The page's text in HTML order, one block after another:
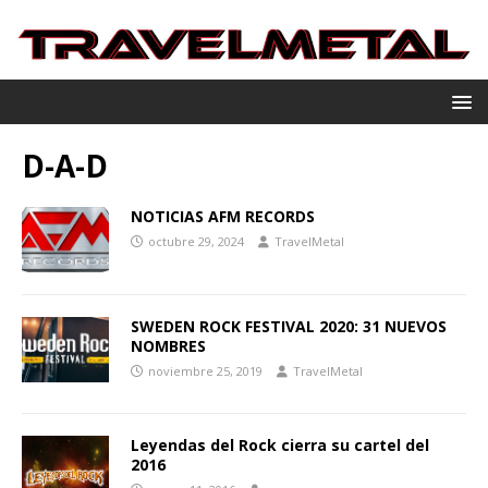
D-A-D
NOTICIAS AFM RECORDS
octubre 29, 2024 TravelMetal
SWEDEN ROCK FESTIVAL 2020: 31 NUEVOS
NOMBRES
noviembre 25, 2019 TravelMetal
Leyendas del Rock cierra su cartel del
2016